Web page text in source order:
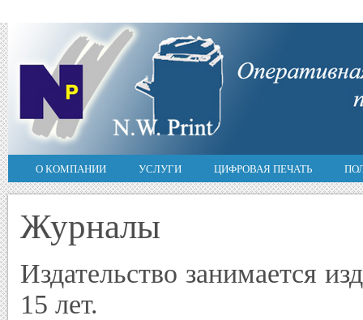
О КОМПАНИИ УСЛУГИ ЦИФРОВАЯ ПЕЧАТЬ
Журналы
Издательство занимается
15 лет.